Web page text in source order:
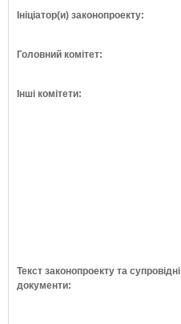
Ініціатор(и) законопроекту:
Головний комітет:
Інші комітети:
Текст законопроекту та супровідні
документи: